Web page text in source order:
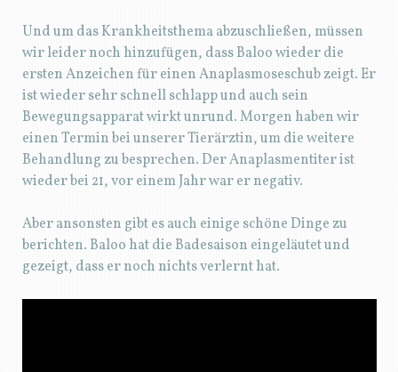
Und um das Krankheitsthema abzuschließen, müssen
wir leider noch hinzufügen, dass Baloo wieder die
ersten Anzeichen für einen Anaplasmoseschub zeigt. Er
ist wieder sehr schnell schlapp und auch sein
Bewegungsapparat wirkt unrund. Morgen haben wir
einen Termin bei unserer Tierärztin, um die weitere
Behandlung zu besprechen. Der Anaplasmentiter ist
wieder bei 21, vor einem Jahr war er negativ.
Aber ansonsten gibt es auch einige schöne Dinge zu
berichten. Baloo hat die Badesaison eingeläutet und
gezeigt, dass er noch nichts verlernt hat.